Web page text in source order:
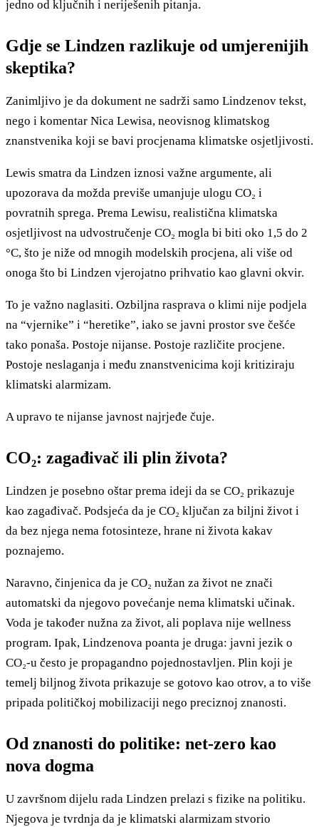
jedno od ključnih i neriješenih pitanja.
Gdje se Lindzen razlikuje od umjerenijih
skeptika?
Zanimljivo je da dokument ne sadrži samo Lindzenov tekst,
nego i komentar Nica Lewisa, neovisnog klimatskog
znanstvenika koji se bavi procjenama klimatske osjetljivosti.
Lewis smatra da Lindzen iznosi važne argumente, ali
upozorava da možda previše umanjuje ulogu CO₂ i
povratnih sprega. Prema Lewisu, realistična klimatska
osjetljivost na udvostručenje CO₂ mogla bi biti oko 1,5 do 2
°C, što je niže od mnogih modelskih procjena, ali više od
onoga što bi Lindzen vjerojatno prihvatio kao glavni okvir.
To je važno naglasiti. Ozbiljna rasprava o klimi nije podjela
na “vjernike” i “heretike”, iako se javni prostor sve češće
tako ponaša. Postoje nijanse. Postoje različite procjene.
Postoje neslaganja i među znanstvenicima koji kritiziraju
klimatski alarmizam.
A upravo te nijanse javnost najrjeđe čuje.
CO₂: zagađivač ili plin života?
Lindzen je posebno oštar prema ideji da se CO₂ prikazuje
kao zagađivač. Podsjeća da je CO₂ ključan za biljni život i
da bez njega nema fotosinteze, hrane ni života kakav
poznajemo.
Naravno, činjenica da je CO₂ nužan za život ne znači
automatski da njegovo povećanje nema klimatski učinak.
Voda je također nužna za život, ali poplava nije wellness
program. Ipak, Lindzenova poanta je druga: javni jezik o
CO₂-u često je propagandno pojednostavljen. Plin koji je
temelj biljnog života prikazuje se gotovo kao otrov, a to više
pripada političkoj mobilizaciji nego preciznoj znanosti.
Od znanosti do politike: net-zero kao
nova dogma
U završnom dijelu rada Lindzen prelazi s fizike na politiku.
Njegova je tvrdnja da je klimatski alarmizam stvorio